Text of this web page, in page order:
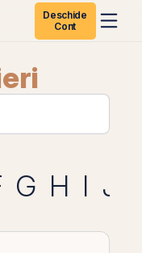
Deschide
Cont
G H I J